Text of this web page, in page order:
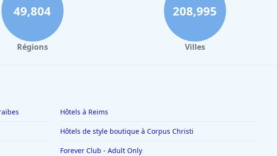
Hôtels de style boutique à Detroit
Hôtels de style boutique à Cardiff
49,804
Régions
208,995
Villes
Hôtels à Reims
Hôtels de style boutique à Corpus Christi
Forever Club - Adult Only